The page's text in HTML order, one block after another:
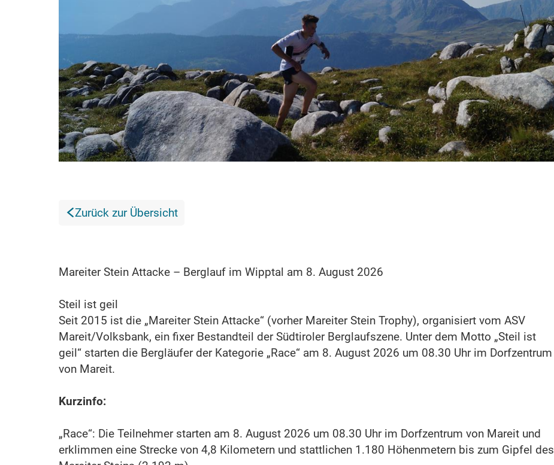
Zurück zur Übersicht
Mareiter Stein Attacke – Berglauf im Wipptal am 8. August 2026
Steil ist geil
Seit 2015 ist die „Mareiter Stein Attacke“ (vorher Mareiter Stein Trophy), organisiert vom ASV
Mareit/Volksbank, ein fixer Bestandteil der Südtiroler Berglaufszene. Unter dem Motto „Steil ist
geil“ starten die Bergläufer der Kategorie „Race“ am 8. August 2026 um 08.30 Uhr im Dorfzentrum
von Mareit.
Kurzinfo:
„Race“: Die Teilnehmer starten am 8. August 2026 um 08.30 Uhr im Dorfzentrum von Mareit und
erklimmen eine Strecke von 4,8 Kilometern und stattlichen 1.180 Höhenmetern bis zum Gipfel des